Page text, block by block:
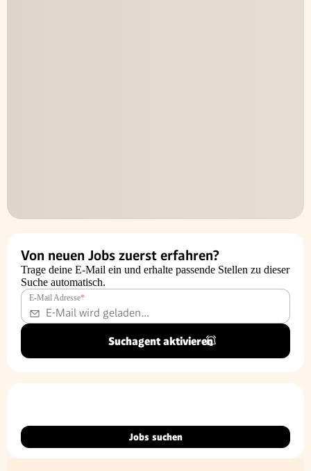
Von neuen Jobs zuerst erfahren?
Trage deine E-Mail ein und erhalte passende Stellen zu dieser
Suche automatisch.
E-Mail Adresse*
Suchagent aktivieren
Jobs suchen